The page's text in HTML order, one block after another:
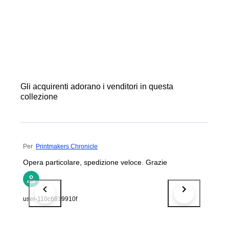
Gli acquirenti adorano i venditori in questa
collezione
Per Printmakers Chronicle
Opera particolare, spedizione veloce. Grazie
user-110c6819910f